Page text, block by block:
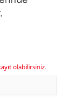
olabilirsiniz.